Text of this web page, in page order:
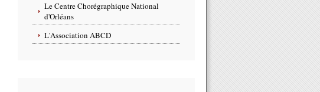
Le Centre Chorégraphique National
d'Orléans
L'Association ABCD